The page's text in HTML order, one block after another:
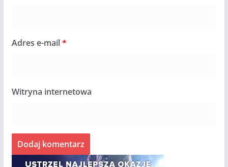
Adres e-mail*
Witryna internetowa